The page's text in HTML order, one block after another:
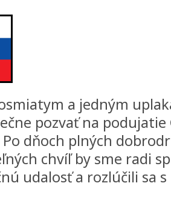
a jedným
pozvať na
Po dňoch plných
chvíľ by sme radi
udalosť a rozlúčili sa